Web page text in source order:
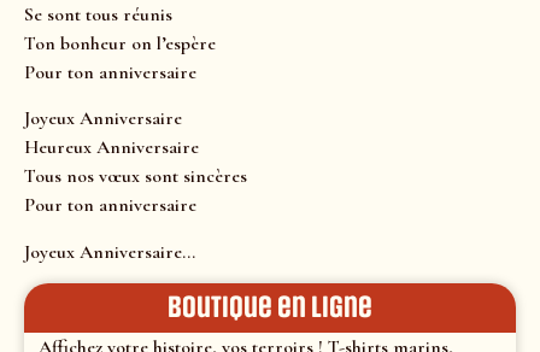
Se sont tous réunis
Ton bonheur on l’espère
Pour ton anniversaire
Joyeux Anniversaire
Heureux Anniversaire
Tous nos vœux sont sincères
Pour ton anniversaire
Joyeux Anniversaire…
Boutique en ligne